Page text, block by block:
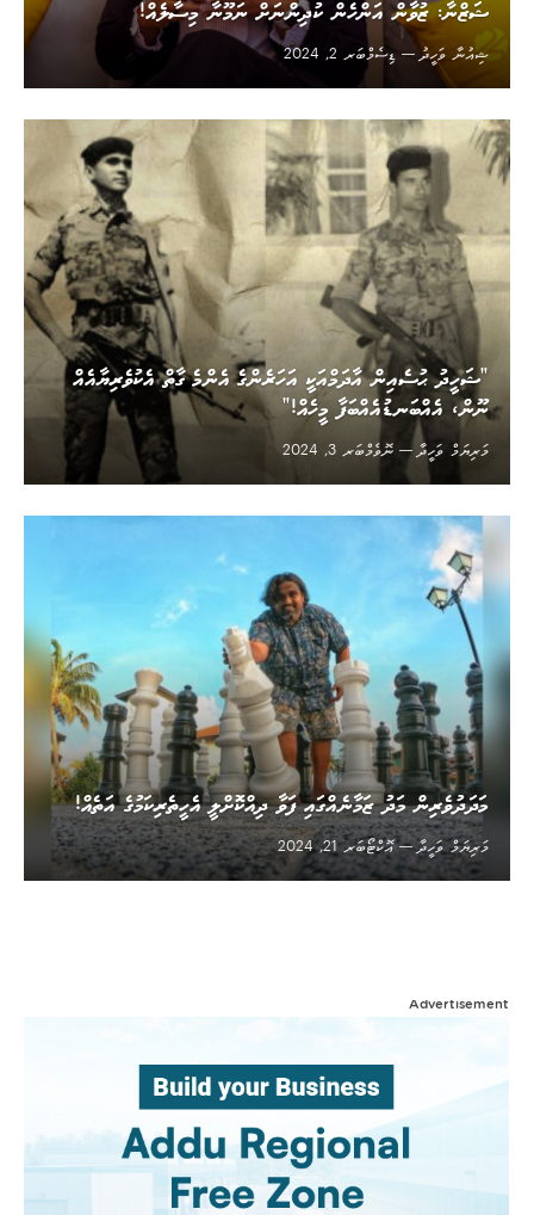
ޝަޒްނާ: ޒުވާން އަންހެން ކުދިންނަށް ނަމޫނާ މިސާލެއް!
ޝިއުނާ ވަހީދު
ޑިސެމްބަރ 2, 2024
”ޝަހީދު ޙުސެއިން އާދަމްއަކީ އަހަރެންގެ އެންމެ ގާތް އެކުވެރިޔާއެއް
ނޫން، އެއްބަނޑުއެއްބަފާ މީހެއް!“
މަރިޔަމް ވަހީދާ
ނޮވެމްބަރ 3, 2024
މަދަދުވެރިން މަދު ޒަމާނެއްގައި ފަވާ ދިއްކޮށްލީ އެހީތެރިކަމުގެ އަތެއް!
މަރިޔަމް ވަހީދާ
އޮކްޓޯބަރ 21, 2024
Advertisement